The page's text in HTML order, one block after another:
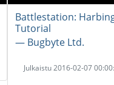
Battlestation:
Tutorial
― Bugbyte Ltd.
Julkaistu 2016-02-07